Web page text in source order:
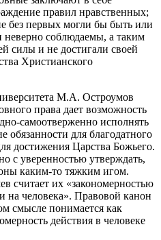
правил нравственных;
без первых могли бы быть или
соблюдаемы, а таким
силы и не достигали своей
Христианского
М.А. Остроумов
права дает возможность
самоотверженно исполнять
обязанности для благодатного
достижения Царства Божьего.
с уверенностью утверждать,
каким-то тяжким игом.
считает их «закономерностью
на человека». Правовой канон
смысле понимается как
действия в человеке